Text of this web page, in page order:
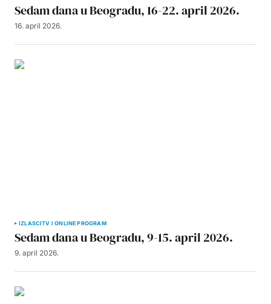
Sedam dana u Beogradu, 16-22. april 2026.
16. april 2026.
IZLASCITV I ONLINE PROGRAM
Sedam dana u Beogradu, 9-15. april 2026.
9. april 2026.